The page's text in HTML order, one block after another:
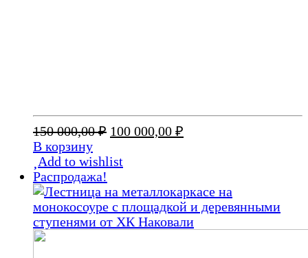
150 000,00₽ Первоначальная
составляла
000,00 ₽.
100 000,00 ₽
В корзину
Add to wishlist
Распродажа!